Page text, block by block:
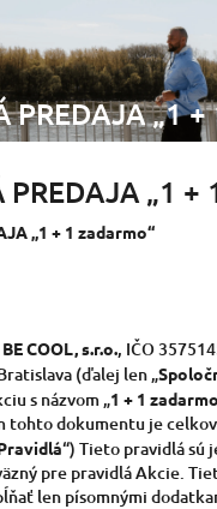
PREDAJA „1
PREDAJA „1 +
„1 + 1 zadarmo“
BE COOL, s.r.o., IČO
(ďalej len „
s názvom „1 + 1 zadarmo
tohto dokumentu je
“) Tieto pravidlá sú
pre pravidlá Akcie.
len písomnými